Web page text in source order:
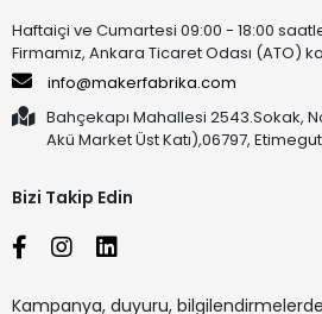
Haftaiçi ve Cumartesi 09:00 - 18:00
Firmamız, Ankara Ticaret Odası (ATO)
info@makerfabrika.com
Bahçekapı Mahallesi 2543.Sokak,
Akü Market Üst Katı),06797,
Bizi Takip Edin
Kampanya, duyuru,